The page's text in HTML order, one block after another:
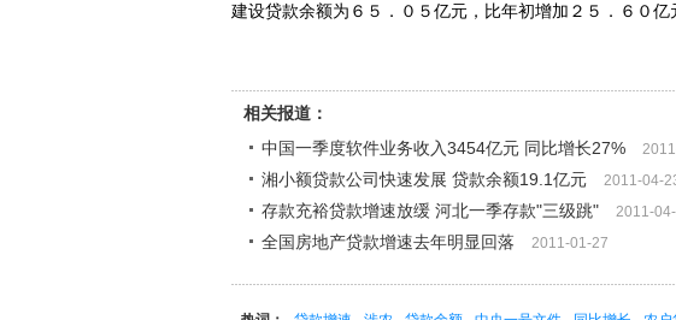
建设贷款余额为６５．０５亿元，比年初增加２５．６０亿
相关报道：
中国一季度软件业务收入3454亿元 同比增长27%
湘小额贷款公司快速发展 贷款余额19.1亿元 2011-04-
存款充裕贷款增速放缓 河北一季存款"三级跳" 2011-
全国房地产贷款增速去年明显回落 2011-01-27